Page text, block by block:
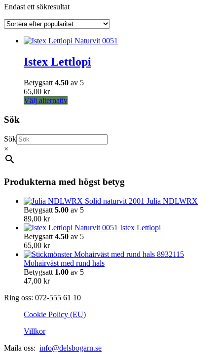
Endast ett sökresultat
Istex Lettlopi
Betygsatt 4.50 av 5
65,00 kr
Välj alternativDen
flera
varianter.
kan
på
produktsidan
Sök
Sök
×
Produkterna med högst betyg
Julia NDLWRX
Betygsatt 5.00 av 5
89,00 kr
Istex Lettlopi
Betygsatt 4.50 av 5
65,00 kr
Mohairväst med rund hals
Betygsatt 1.00 av 5
47,00 kr
Ring oss: 072-555 61 10
Cookie Policy (EU)
Villkor
Maila oss: info@delsbogarn.se